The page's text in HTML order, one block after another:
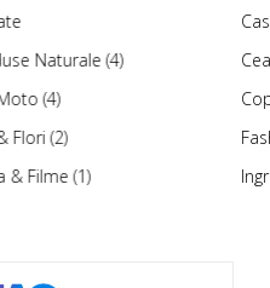
Naturale (4)
(4)
Flori (2)
& Filme (1)